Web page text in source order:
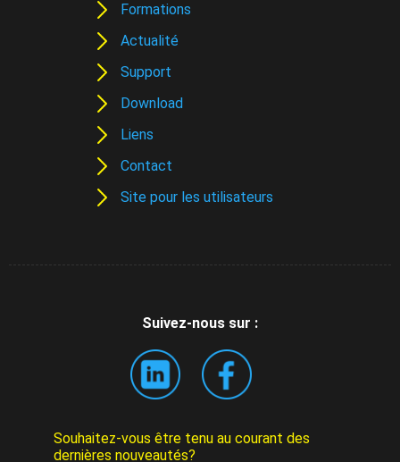
Formations
Actualité
Support
Download
Liens
Contact
Site pour les utilisateurs
Suivez-nous sur :
Souhaitez-vous être tenu au courant des
dernières nouveautés?